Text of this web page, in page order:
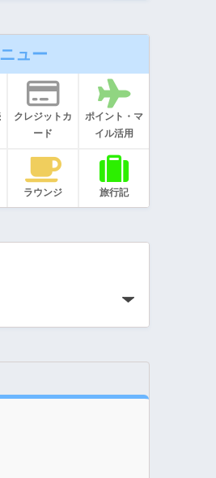
ュー
クレジットカ
ード
ポイント・マ
イル活用
ラウンジ 旅行記